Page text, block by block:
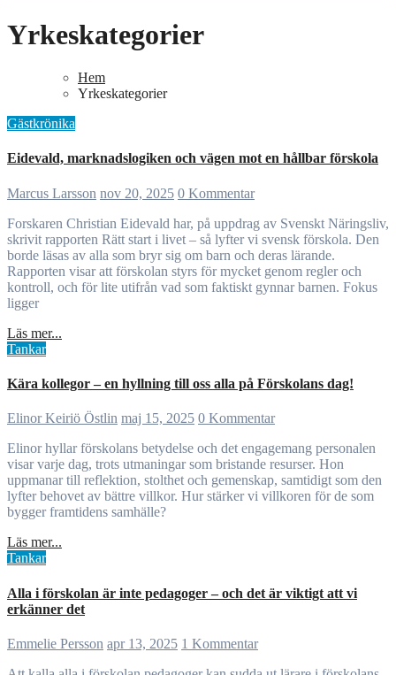
Yrkeskategorier
Hem
Yrkeskategorier
Gästkrönika
Eidevald, marknadslogiken och vägen mot en hållbar förskola
Marcus Larsson nov 20, 2025 0 Kommentar
Forskaren Christian Eidevald har, på uppdrag av Svenskt Näringsliv,
skrivit rapporten Rätt start i livet – så lyfter vi svensk förskola. Den
borde läsas av alla som bryr sig om barn och deras lärande.
Rapporten visar att förskolan styrs för mycket genom regler och
kontroll, och för lite utifrån vad som faktiskt gynnar barnen. Fokus
ligger
Läs mer...
Tankar
Kära kollegor – en hyllning till oss alla på Förskolans dag!
Elinor Keiriö Östlin maj 15, 2025 0 Kommentar
Elinor hyllar förskolans betydelse och det engagemang personalen
visar varje dag, trots utmaningar som bristande resurser. Hon
uppmanar till reflektion, stolthet och gemenskap, samtidigt som den
lyfter behovet av bättre villkor. Hur stärker vi villkoren för de som
bygger framtidens samhälle?
Läs mer...
Tankar
Alla i förskolan är inte pedagoger – och det är viktigt att vi
erkänner det
Emmelie Persson apr 13, 2025 1 Kommentar